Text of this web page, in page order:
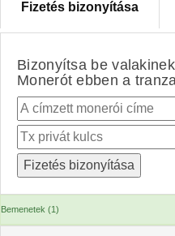
Fizetés bizonyítása
Bizonyítsa be
Monerót ebben a
Bemenetek (1)